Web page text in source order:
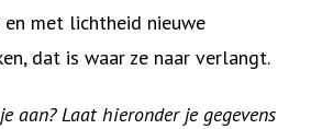
met lichtheid nieuwe
dat is waar ze naar verlangt.
aan? Laat hieronder je gegevens